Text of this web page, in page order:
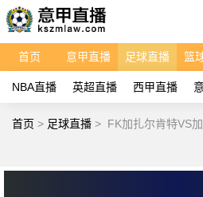
首页 意甲直播 足球直播 篮
NBA直播 英超直播 西甲直播
首页 > 足球直播 > FK加扎尔肯特VS